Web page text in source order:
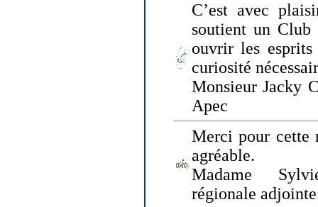
C’est avec
soutient un Club
ouvrir les
curiosité
Monsieur Jacky
Apec
Merci pour cette
agréable.
Madame
régionale